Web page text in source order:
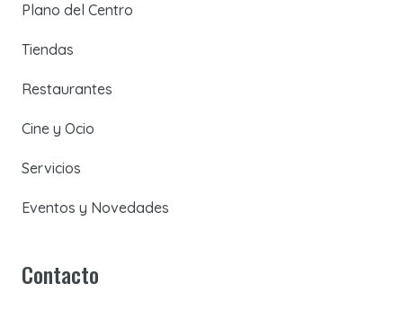
Plano del Centro
Tiendas
Restaurantes
Cine y Ocio
Servicios
Eventos y Novedades
Contacto